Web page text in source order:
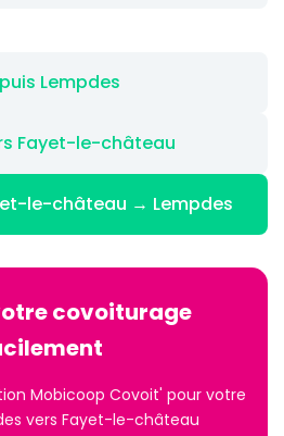
Lempdes
Fayet-le-château
le-château → Lempdes
covoiturage
Mobicoop Covoit' pour votre
vers Fayet-le-château